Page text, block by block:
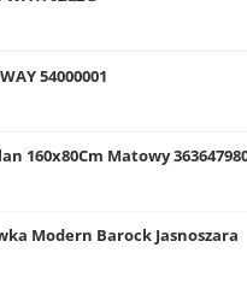
54000001
160x80Cm Matowy
Modern Barock Jasnoszara